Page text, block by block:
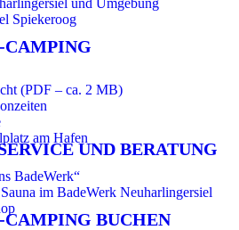
und Umgebung
Spiekeroog
CAMPING
(PDF – ca. 2 MB)
am Hafen
UND BERATUNG
BadeWerk“
im BadeWerk Neuharlingersiel
CAMPING BUCHEN